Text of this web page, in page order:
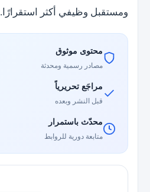
ومستقبل وظيفي أكثر استقرارًا.
محتوى موثوق
مصادر رسمية ومحدثة
مراجَع تحريرياً
قبل النشر وبعده
محدّث باستمرار
متابعة دورية للروابط